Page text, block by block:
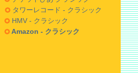
タワーレコード - クラシック
HMV - クラシック
Amazon - クラシック